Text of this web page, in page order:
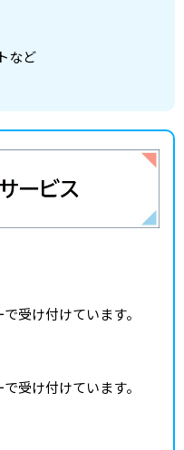
など
受け付けています。
受け付けています。